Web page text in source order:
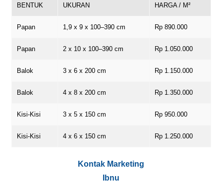
BENTUK UKURAN HARGA / M²
Papan 1,9 x 9 x 100–390 cm Rp 890.000
Papan 2 x 10 x 100–390 cm Rp 1.050.000
Balok 3 x 6 x 200 cm Rp 1.150.000
Balok 4 x 8 x 200 cm Rp 1.350.000
Kisi-Kisi 3 x 5 x 150 cm Rp 950.000
Kisi-Kisi 4 x 6 x 150 cm Rp 1.250.000
Kontak Marketing
Ibnu